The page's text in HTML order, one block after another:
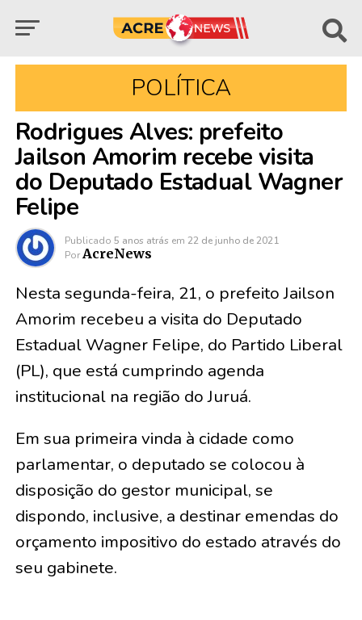
POLÍTICA
Rodrigues Alves: prefeito
Jailson Amorim recebe visita
do Deputado Estadual Wagner
Felipe
Publicado 5 anos atrás em 22 de junho de 2021
Por AcreNews
Nesta segunda-feira, 21, o prefeito Jailson
Amorim recebeu a visita do Deputado
Estadual Wagner Felipe, do Partido Liberal
(PL), que está cumprindo agenda
institucional na região do Juruá.
Em sua primeira vinda à cidade como
parlamentar, o deputado se colocou à
disposição do gestor municipal, se
dispondo, inclusive, a destinar emendas do
orçamento impositivo do estado através do
seu gabinete.